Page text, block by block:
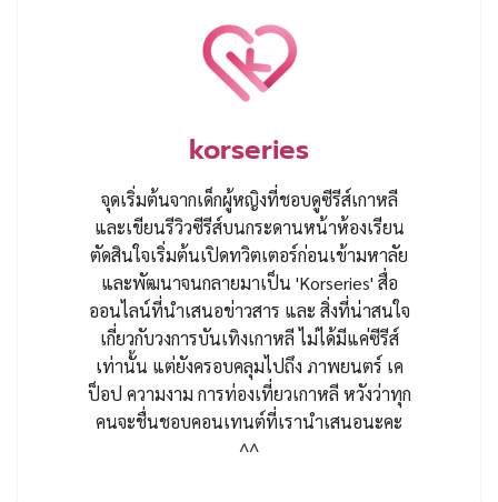
korseries
จุดเริ่มต้นจากเด็กผู้หญิงที่ชอบดูซีรีส์เกาหลี
และเขียนรีวิวซีรีส์บนกระดานหน้าห้องเรียน
ตัดสินใจเริ่มต้นเปิดทวิตเตอร์ก่อนเข้ามหาลัย
และพัฒนาจนกลายมาเป็น 'Korseries' สื่อ
ออนไลน์ที่นำเสนอข่าวสาร และ สิ่งที่น่าสนใจ
เกี่ยวกับวงการบันเทิงเกาหลี ไม่ได้มีแค่ซีรีส์
เท่านั้น แต่ยังครอบคลุมไปถึง ภาพยนตร์ เค
ป็อป ความงาม การท่องเที่ยวเกาหลี หวังว่าทุก
คนจะชื่นชอบคอนเทนต์ที่เรานำเสนอนะคะ
^^